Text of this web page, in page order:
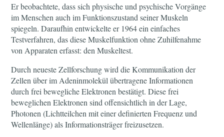
Er beobachtete, dass sich physische und psychische Vorgänge
im Menschen auch im Funktionszustand seiner Muskeln
spiegeln. Daraufhin entwickelte er 1964 ein einfaches
Testverfahren, das diese Muskelfunktion ohne Zuhilfenahme
von Apparaten erfasst: den Muskeltest.
Durch neueste Zellforschung wird die Kommunikation der
Zellen über im Adeninmolekül übertragene Informationen
durch frei bewegliche Elektronen bestätigt. Diese frei
beweglichen Elektronen sind offensichtlich in der Lage,
Photonen (Lichtteilchen mit einer definierten Frequenz und
Wellenlänge) als Informationsträger freizusetzen.